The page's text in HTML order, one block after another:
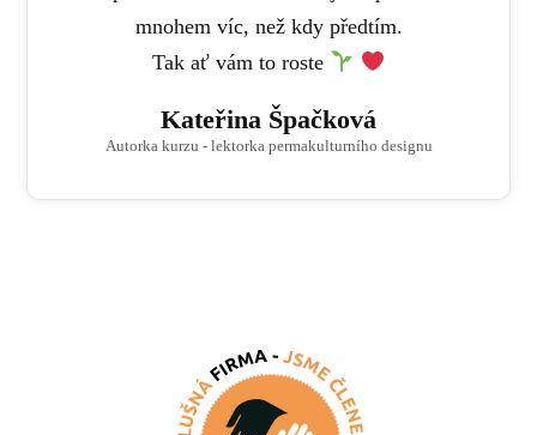
mnohem víc, než kdy předtím.
Tak ať vám to roste
Kateřina Špačková
Autorka kurzu - lektorka permakulturního designu